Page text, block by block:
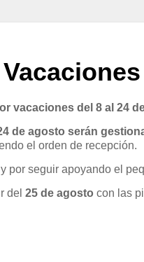
vacaciones del 8 al 24
de agosto serán
el orden de recepción.
por seguir apoyando el
del 25 de agosto con las